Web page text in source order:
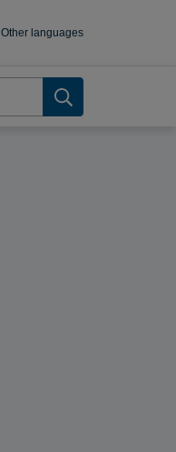
Other languages